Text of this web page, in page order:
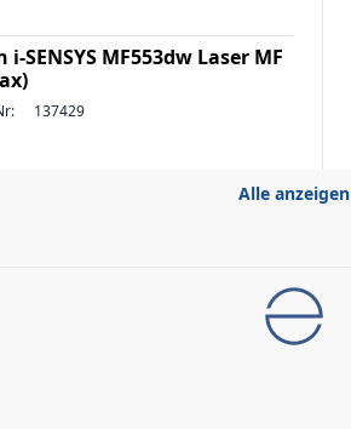
i-SENSYS MF553dw Laser MF
137429
Alle anzeigen